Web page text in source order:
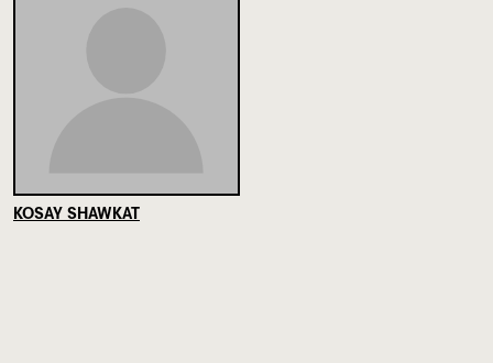
KOSAY SHAWKAT